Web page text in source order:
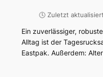
🕓 Zuletzt
Ein zuverlässiger,
Alltag ist der
Eastpak. Außerdem: